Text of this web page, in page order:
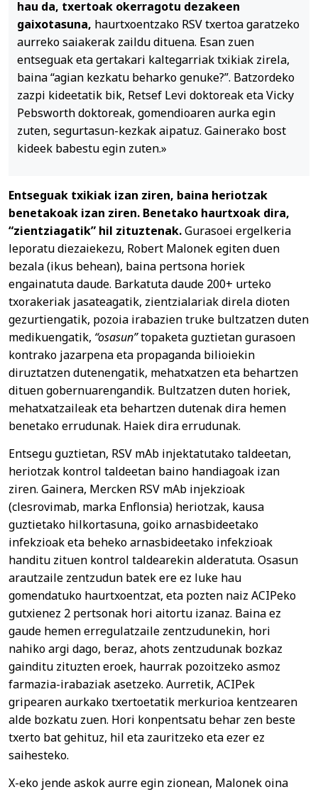
hau da, txertoak okerragotu dezakeen
gaixotasuna, haurtxoentzako RSV txertoa garatzeko
aurreko saiakerak zaildu dituena. Esan zuen
entseguak eta gertakari kaltegarriak txikiak zirela,
baina “agian kezkatu beharko genuke?”. Batzordeko
zazpi kideetatik bik, Retsef Levi doktoreak eta Vicky
Pebsworth doktoreak, gomendioaren aurka egin
zuten, segurtasun-kezkak aipatuz. Gainerako bost
kideek babestu egin zuten.»
Entseguak txikiak izan ziren, baina heriotzak
benetakoak izan ziren. Benetako haurtxoak dira,
“zientziagatik” hil zituztenak.Gurasoei ergelkeria
leporatu diezaiekezu, Robert Malonek egiten duen
bezala (ikus behean), baina pertsona horiek
engainatuta daude. Barkatuta daude 200+ urteko
txorakeriak jasateagatik, zientzialariak direla dioten
gezurtiengatik, pozoia irabazien truke bultzatzen duten
medikuengatik, “osasun”topaketa guztietan gurasoen
kontrako jazarpena eta propaganda bilioiekin
diruztatzen dutenengatik, mehatxatzen eta behartzen
dituen gobernuarengandik. Bultzatzen duten horiek,
mehatxatzaileak eta behartzen dutenak dira hemen
benetako errudunak. Haiek dira errudunak.
Entsegu guztietan, RSV mAb injektatutako taldeetan,
heriotzak kontrol taldeetan baino handiagoak izan
ziren. Gainera, Mercken RSV mAb injekzioak
(clesrovimab, marka Enflonsia) heriotzak, kausa
guztietako hilkortasuna, goiko arnasbideetako
infekzioak eta beheko arnasbideetako infekzioak
handitu zituen kontrol taldearekin alderatuta. Osasun
arautzaile zentzudun batek ere ez luke hau
gomendatuko haurtxoentzat, eta pozten naiz ACIPeko
gutxienez 2 pertsonak hori aitortu izanaz. Baina ez
gaude hemen erregulatzaile zentzudunekin, hori
nahiko argi dago, beraz, ahots zentzudunak bozkaz
gainditu zituzten eroek, haurrak pozoitzeko asmoz
farmazia-irabaziak asetzeko. Aurretik, ACIPek
gripearen aurkako txertoetatik merkurioa kentzearen
alde bozkatu zuen. Hori konpentsatu behar zen beste
txerto bat gehituz, hil eta zauritzeko eta ezer ez
saihesteko.
X-eko jende askok aurre egin zionean, Malonek oina